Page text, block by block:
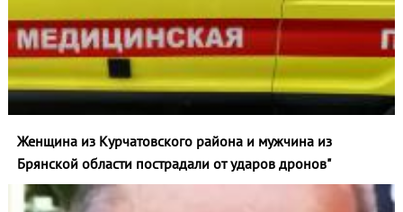
Женщина из Курчатовского района и мужчина из
Брянской области пострадали от ударов дронов"